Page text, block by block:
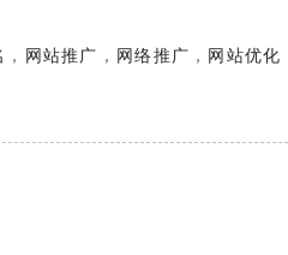
， 网站推广 ， 网络推广 ， 网站优化